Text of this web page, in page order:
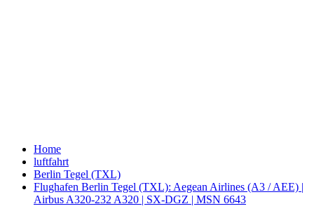
Home
luftfahrt
Berlin Tegel (TXL)
Flughafen Berlin Tegel (TXL): Aegean Airlines (A3 / AEE) |
Airbus A320-232 A320 | SX-DGZ | MSN 6643